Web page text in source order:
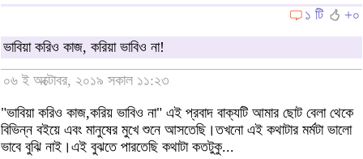
১ টি
+০
ভাবিয়া করিও কাজ, করিয়া ভাবিও না!
০৬ ই অক্টোবর, ২০১৯ সকাল ১১:২৩
"ভাবিয়া করিও কাজ,করিয় ভাবিও না" এই প্রবাদ বাক্যটি আমার ছোট বেলা থেকে
বিভিন্ন বইয়ে এবং মানুষের মুখে শুনে আসতেছি।তখনো এই কথাটার মর্মটা ভালো
ভাবে বুঝি নাই।এই বুঝতে পারতেছি কথাটা কতটুকু...